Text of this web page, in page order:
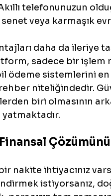
telefonunuzun
senet veya karmaşık
daha da ileriye
sadece bir işlem
ödeme sistemlerini
rehber niteliğindedir.
biri olmasının
yatmaktadır.
nakite ihtiyacınız
istiyorsanız,